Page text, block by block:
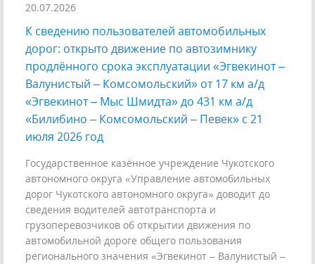
20.07.2026
К сведению пользователей автомобильных
дорог: открыто движение по автозимнику
продлённого срока эксплуатации «Эгвекинот –
Валунистый – Комсомольский» от 17 км а/д
«Эгвекинот – Мыс Шмидта» до 431 км а/д
«Билибино – Комсомольский – Певек» с 21
июля 2026 год
Государственное казённое учреждение Чукотского
автономного округа «Управление автомобильных
дорог Чукотского автономного округа» доводит до
сведения водителей автотранспорта и
грузоперевозчиков об открытии движения по
автомобильной дороге общего пользования
регионального значения «Эгвекинот – Валунистый –